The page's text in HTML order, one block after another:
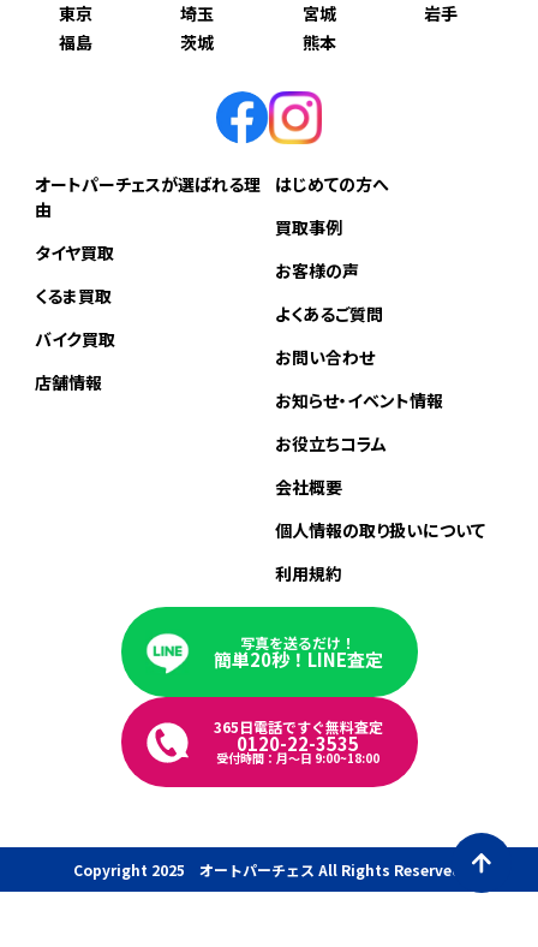
東京
埼玉 宮城
岩手
福島
茨城 熊本
オートパーチェスが選ばれる理
由
タイヤ買取
くるま買取
バイク買取
店舗情報
はじめての方へ
買取事例
お客様の声
よくあるご質問
お問い合わせ
お知らせ・イベント情報
お役立ちコラム
会社概要
個人情報の取り扱いについて
利用規約
写真を送るだけ！
簡単20秒！LINE査定
365日電話ですぐ無料査定
0120-22-3535
受付時間：月〜日 9:00~18:00
Copyright 2025 オートパーチェス All Rights Reserved.